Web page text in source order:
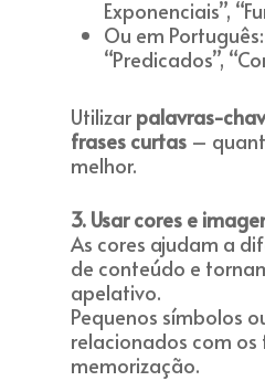
Exponenciais”,
Ou em
“Predicados”,
Utilizar palavras-
frases curtas –
melhor.
3. Usar cores e
As cores ajudam a
de conteúdo e
apelativo.
Pequenos símbolos
relacionados com
memorização.